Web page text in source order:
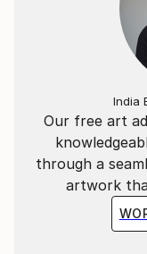
quello che siamo
"L'essenziale è
La situazione
porterà a vivere
Ricreato ad hoc
Our free art
through a
artwork
India